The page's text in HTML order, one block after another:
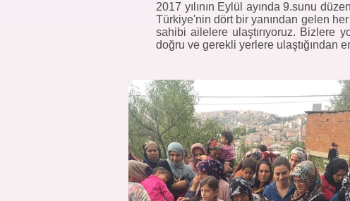
2017 yılının Eylül ayında 9.sunu
Türkiye'nin dört bir yanından gelen
sahibi ailelere ulaştırıyoruz. Bizlere
doğru ve gerekli yerlere ulaştığından